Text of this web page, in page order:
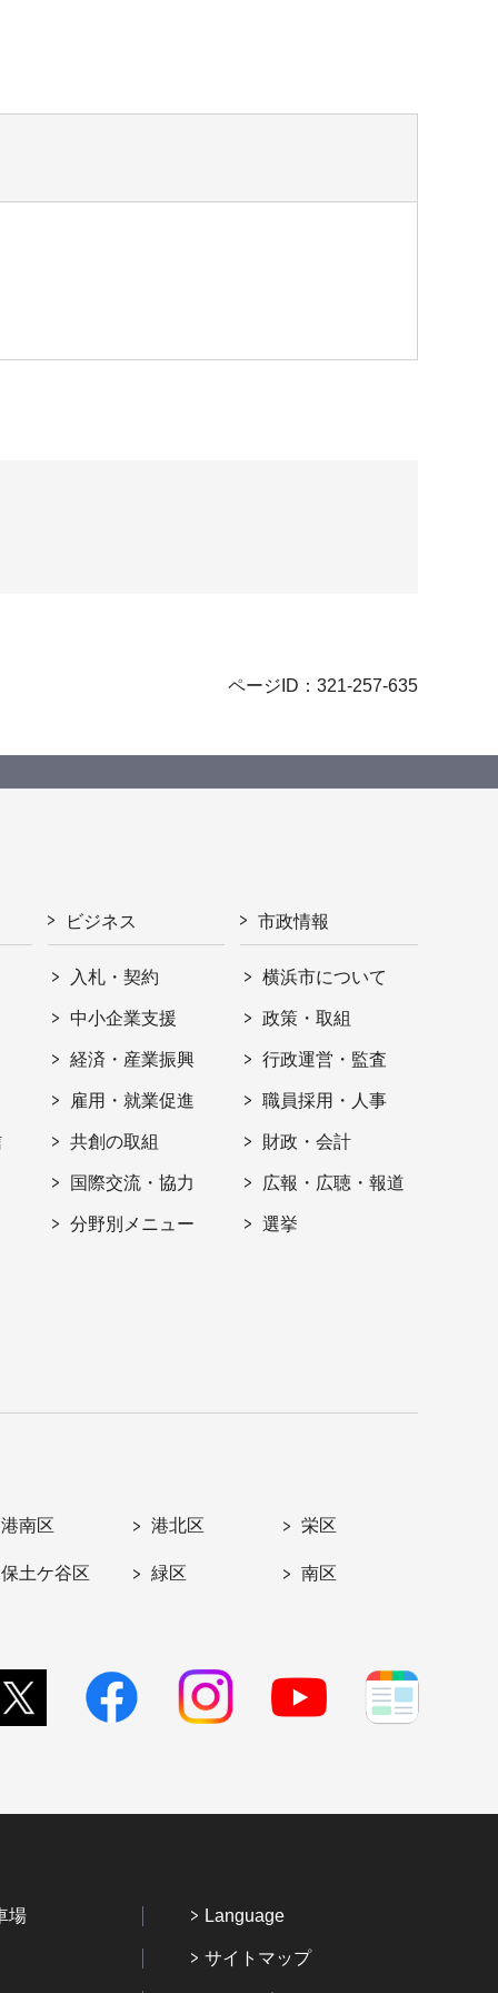
ページID：321-257-635
ビジネス
入札・契約
中小企業支援
経済・産業振興
雇用・就業促進
共創の取組
国際交流・協力
分野別メニュー
市政情報
横浜市について
政策・取組
行政運営・監査
職員採用・人事
財政・会計
広報・広聴・報道
選挙
港南区 港北区 栄区
保土ケ谷区 緑区 南区
場 Language
サイトマップ